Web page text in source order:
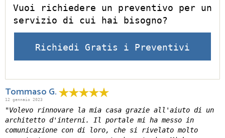
Vuoi richiedere un preventivo per un
servizio di cui hai bisogno?
Richiedi Gratis i Preventivi
Tommaso G.
12 gennaio 2023
"Volevo rinnovare la mia casa grazie all'aiuto di un
architetto d'interni. Il portale mi ha messo in
comunicazione con di loro, che si rivelato molto